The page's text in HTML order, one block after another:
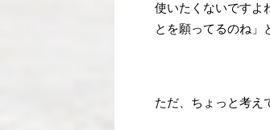
使いたくないですよ
とを願ってるのね」
ただ、ちょっと考え